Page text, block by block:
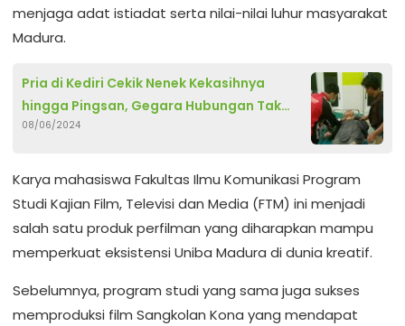
menjaga adat istiadat serta nilai-nilai luhur masyarakat
Madura.
Pria di Kediri Cekik Nenek Kekasihnya
hingga Pingsan, Gegara Hubungan Tak
Direstui
08/06/2024
Karya mahasiswa Fakultas Ilmu Komunikasi Program
Studi Kajian Film, Televisi dan Media (FTM) ini menjadi
salah satu produk perfilman yang diharapkan mampu
memperkuat eksistensi Uniba Madura di dunia kreatif.
Sebelumnya, program studi yang sama juga sukses
memproduksi film Sangkolan Kona yang mendapat